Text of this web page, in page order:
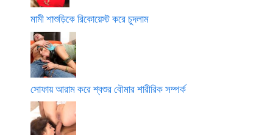
মামী শাশুড়িকে রিকোয়েস্ট করে চুদলাম
সোফায় আরাম করে শ্বশুর বৌমার শারীরিক সম্পর্ক